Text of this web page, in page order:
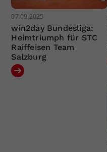
07.09.2025
win2day Bundesliga:
Heimtriumph für STC
Raiffeisen Team
Salzburg